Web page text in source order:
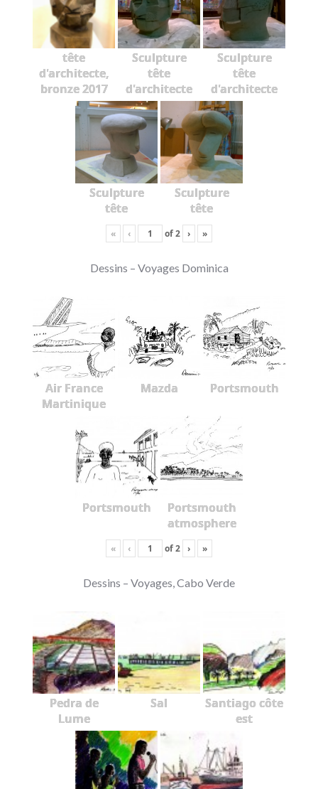
tête
d'architecte,
bronze 2017
Sculpture
tête
d'architecte
Sculpture
tête
d'architecte
Sculpture
tête
Sculpture
tête
« ‹ of2 › »
Dessins – Voyages Dominica
Air France
Martinique
Mazda Portsmouth
Portsmouth
Portsmouth
atmosphere
« ‹ of2 › »
Dessins – Voyages, Cabo Verde
Pedra de
Lume
Sal
Santiago côte
est